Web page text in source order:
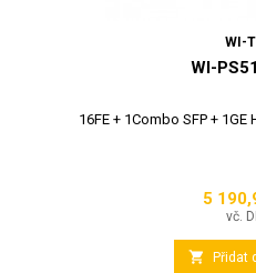
WI-
WI-
16FE + 1Combo SFP +
5
vč.
 Přidat